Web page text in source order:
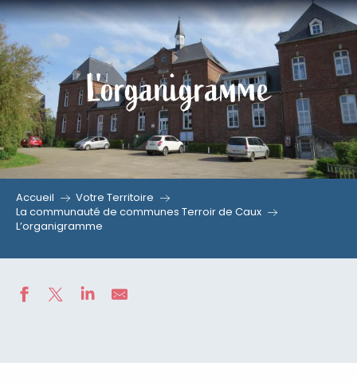
Aller
au
contenu
principal
L'organigramme
Accueil
Votre Territoire
La communauté de communes Terroir de Caux
L’organigramme